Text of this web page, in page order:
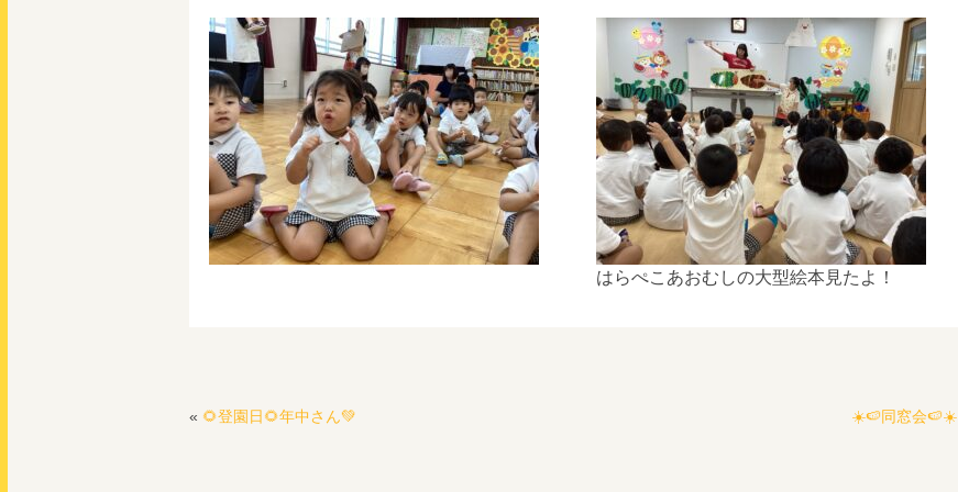
はらぺこあおむしの大型絵本見たよ！
« 🌻登園日🌻年中さん💚 ☀️🍉同窓会🍉☀️